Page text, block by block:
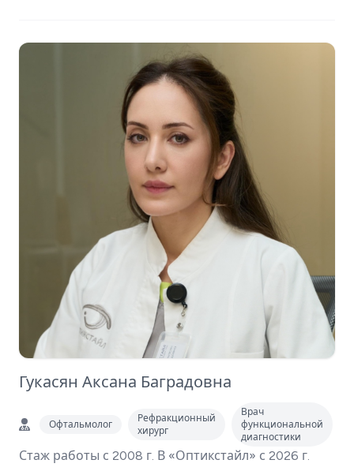
Гукасян Аксана Баградовна
Офтальмолог
Рефракционный
хирург
Врач
функциональной
диагностики
Стаж работы с 2008 г. В «Оптикстайл» с 2026 г.